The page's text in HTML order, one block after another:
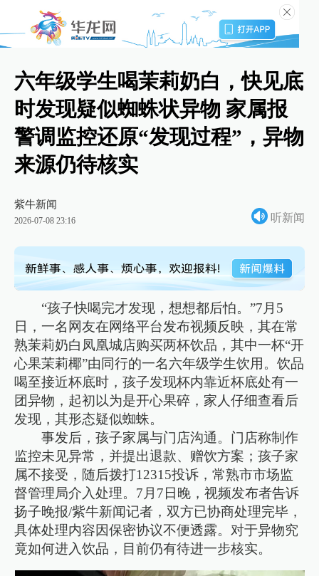
六年级学生喝茉莉奶白，快见底
时发现疑似蜘蛛状异物 家属报
警调监控还原“发现过程”，异物
来源仍待核实
紫牛新闻
2026-07-08 23:16 听新闻
“孩子快喝完才发现，想想都后怕。”7月5
日，一名网友在网络平台发布视频反映，其在常
熟茉莉奶白凤凰城店购买两杯饮品，其中一杯“开
心果茉莉椰”由同行的一名六年级学生饮用。饮品
喝至接近杯底时，孩子发现杯内靠近杯底处有一
团异物，起初以为是开心果碎，家人仔细查看后
发现，其形态疑似蜘蛛。
事发后，孩子家属与门店沟通。门店称制作
监控未见异常，并提出退款、赠饮方案；孩子家
属不接受，随后拨打12315投诉，常熟市市场监
督管理局介入处理。7月7日晚，视频发布者告诉
扬子晚报/紫牛新闻记者，双方已协商处理完毕，
具体处理内容因保密协议不便透露。对于异物究
竟如何进入饮品，目前仍有待进一步核实。